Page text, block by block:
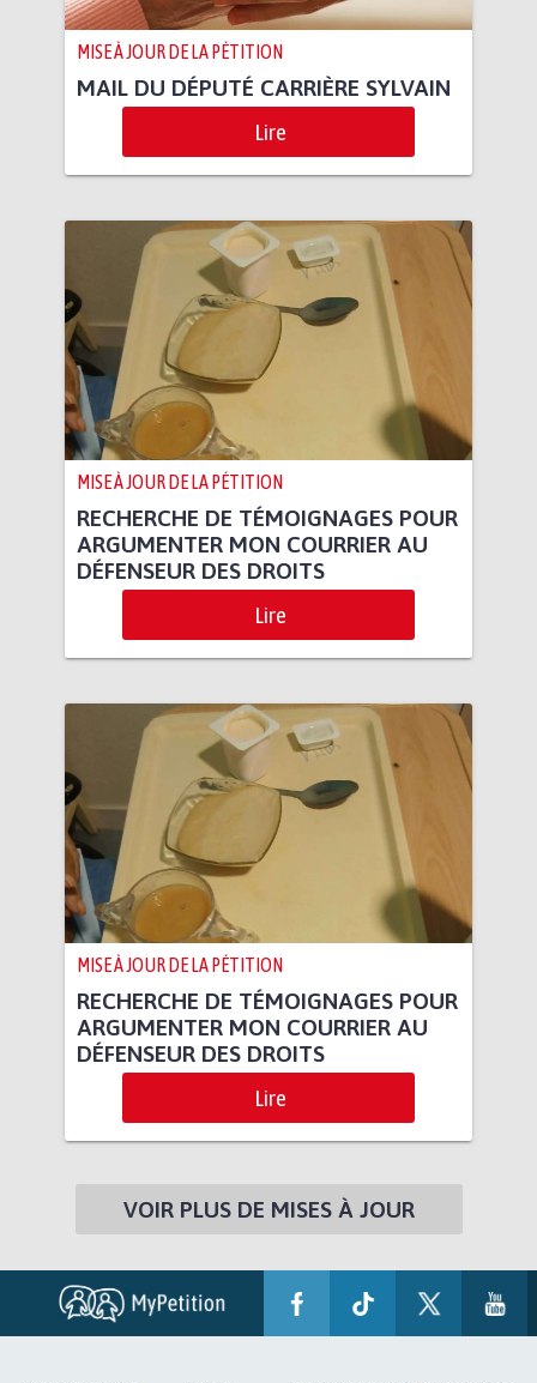
MISE À JOUR DE LA PÉTITION
MAIL DU DÉPUTÉ CARRIÈRE SYLVAIN
Lire
MISE À JOUR DE LA PÉTITION
RECHERCHE DE TÉMOIGNAGES POUR
ARGUMENTER MON COURRIER AU
DÉFENSEUR DES DROITS
Lire
MISE À JOUR DE LA PÉTITION
RECHERCHE DE TÉMOIGNAGES POUR
ARGUMENTER MON COURRIER AU
DÉFENSEUR DES DROITS
Lire
VOIR PLUS DE MISES À JOUR